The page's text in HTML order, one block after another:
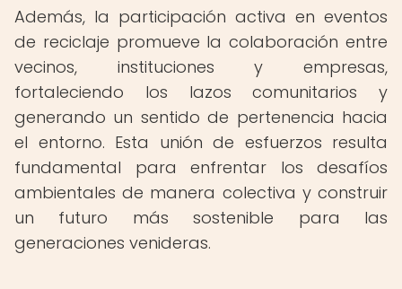
Además, la participación activa en eventos
de reciclaje promueve la colaboración entre
vecinos, instituciones y empresas,
fortaleciendo los lazos comunitarios y
generando un sentido de pertenencia hacia
el entorno. Esta unión de esfuerzos resulta
fundamental para enfrentar los desafíos
ambientales de manera colectiva y construir
un futuro más sostenible para las
generaciones venideras.